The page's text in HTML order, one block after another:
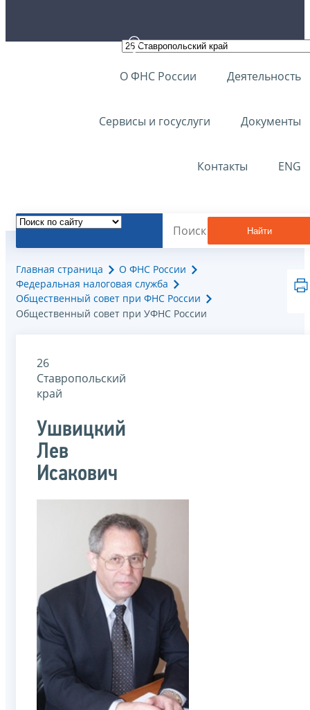
О ФНС России Деятельность
Сервисы и госуслуги Документы
Контакты ENG
Найти
Главная страница
О ФНС России
Федеральная налоговая служба
Общественный совет при ФНС России
Общественный совет при УФНС России
26
Ставропольский
край
Ушвицкий
Лев
Исакович